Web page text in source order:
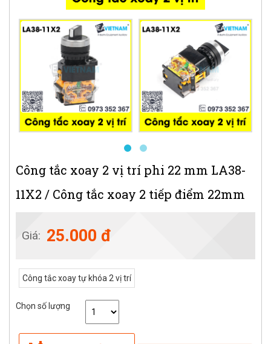
Công tắc xoay 2 vị trí phi 22 mm LA38-
11X2 / Công tắc xoay 2 tiếp điểm 22mm
Giá: 25.000 đ
Công tắc xoay tự khóa 2 vị trí
Chọn số lượng